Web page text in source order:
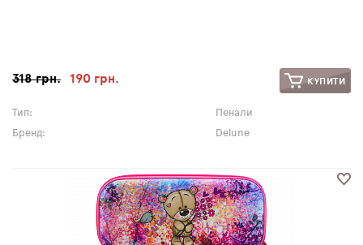
318 грн. 190 грн. КУПИТИ
Тип:
Пенали
Бренд:
Delune